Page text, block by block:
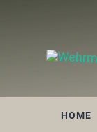
HOME